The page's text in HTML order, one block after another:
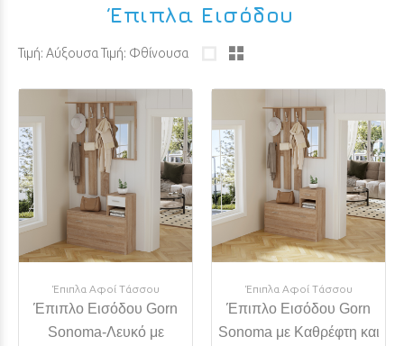
Έπιπλα Εισόδου
Τιμή: Αύξουσα Τιμή: Φθίνουσα
Έπιπλα Αφοί Τάσσου
Έπιπλο Εισόδου Gorn
Sonoma-Λευκό με
Έπιπλα Αφοί Τάσσου
Έπιπλο Εισόδου Gorn
Sonoma με Καθρέφτη και